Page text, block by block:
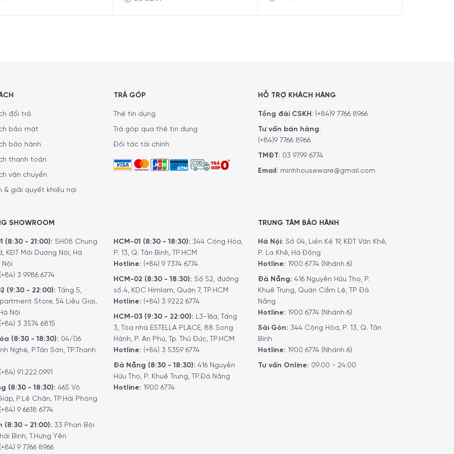
Connect qua Wi-Fi
suốt vòng đời, khóa cửa trẻ em
đo độ bẩn nước + LoadSensor đo tải trọng
khi mở cửa
thiết kế sang trọng với màu thép không gỉ, dạng độc lập dễ đặt ở nhiều vị trí mà không cần lắp âm vào hệ tủ
rửa linh hoạt, máy phù hợp với gia đình cần không gian xếp bát đĩa lớn, thường xuyên dùng nồi chảo và ly
bạn có thể tham khảo thêm nhómmáy rửa bát Bosch độc lập để so sánh các model cùng kiểu lắp đặt.
đổi trả
bảo mật
bảo hành
thanh toán
vận chuyển
& giải quyết khiếu nại
TRẢ GÓP
Thẻ tín dụng
Trả góp qua thẻ tín dụng
Đối tác tài chính
HỖ TRỢ KHÁCH HÀNG
Tổng đài CSKH: (+84)9 7766 8966
Tư vấn bán hàng:
(+84)9 7766 8966
TMĐT: 03 9799 6774
Email: minhhouseware@gmail.com
SHOWROOM
(8:30 - 21:00): SH08 Chung
KĐT Mới Dương Nội, Hà
(+84) 3 9986 6774
(9:30 - 22:00): Tầng 5,
Store, 54 Liễu Giai,
Nội
(+84) 3 3574 6815
(8:30 - 18:30): 04/06
Nghệ, P.Tân Sơn, TP.Thanh
(+84) 91.222.0991
(8:30 - 18:30): 465 Võ
P.Lê Chân, TP.Hải Phòng
(+84) 9 6618 6774
(8:30 - 21:00): 33 Phan Bội
Bình, T.Hưng Yên
(+84) 9 7766 8966
HCM-01 (8:30 - 18:30): 344 Cộng Hòa,
P. 13, Q. Tân Bình, TP.HCM
Hotline: (+84) 9 7374 6774
HCM-02 (8:30 - 18:30): Số 52, đường
số 4, KDC Himlam, Quận 7, TP.HCM
Hotline: (+84) 3 9222 6774
HCM-03 (9:30 - 22:00): L3-16a, Tầng
3, Tòa nhà ESTELLA PLACE, 88 Song
Hành, P. An Phú, Tp. Thủ Đức, TP.HCM
Hotline: (+84) 3 5359 6774
Đà Nẵng (8:30 - 18:30): 416 Nguyễn
Hữu Thọ, P. Khuê Trung, TP.Đà Nẵng
Hotline: 1900 6774
TRUNG TÂM BẢO HÀNH
Hà Nội: Số 04, Liền Kề 19, KĐT Văn Khê,
P. La Khê, Hà Đông
Hotline: 1900 6774 (Nhánh 6)
Đà Nẵng: 416 Nguyễn Hữu Thọ, P.
Khuê Trung, Quận Cẩm Lệ, TP Đà
Nẵng
Hotline: 1900 6774 (Nhánh 6)
Sài Gòn: 344 Cộng Hòa, P. 13, Q. Tân
Bình
Hotline: 1900 6774 (Nhánh 6)
Tư vấn Online: 09:00 - 24:00